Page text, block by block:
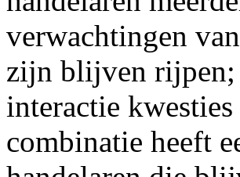
verwachtingen
zijn blijven rijpen;
interactie
combinatie heeft